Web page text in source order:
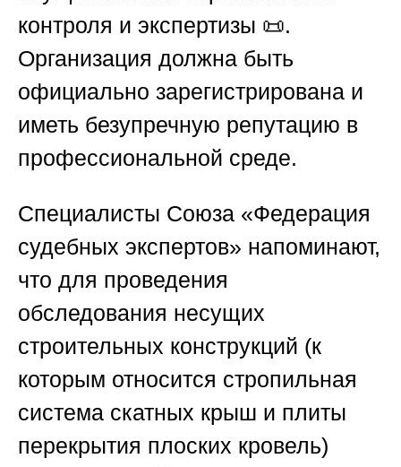
контроля и экспертизы 📜.
Организация должна быть
официально зарегистрирована и
иметь безупречную репутацию в
профессиональной среде.
Специалисты Союза «Федерация
судебных экспертов» напоминают,
что для проведения
обследования несущих
строительных конструкций (к
которым относится стропильная
система скатных крыш и плиты
перекрытия плоских кровель)